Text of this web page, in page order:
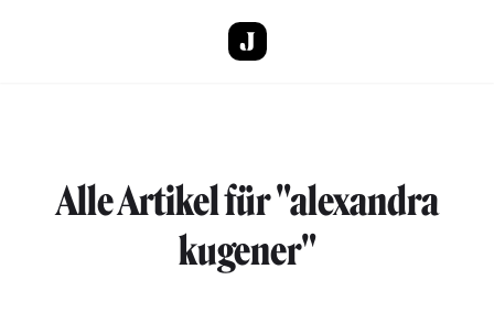
Alle Artikel für "alexandra
kugener"